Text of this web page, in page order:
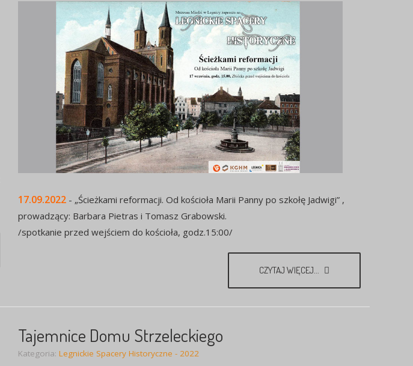
17.09.2022 - „Ścieżkami reformacji. Od kościoła Marii Panny po szkołę Jadwigi” ,
prowadzący: Barbara Pietras i Tomasz Grabowski.
/spotkanie przed wejściem do kościoła, godz.15:00/
CZYTAJ WIĘCEJ...
Tajemnice Domu Strzeleckiego
Kategoria: Legnickie Spacery Historyczne - 2022